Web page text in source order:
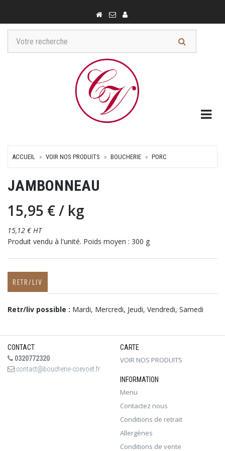
ACCUEIL VOIR NOS PRODUITS BOUCHERIE PORC
JAMBONNEAU
15,95 €/ kg
15,12 € HT
Produit vendu à l'unité. Poids moyen : 300 g
RETR/LIV
Retr/liv possible : Mardi, Mercredi, Jeudi, Vendredi, Samedi
CONTACT
0320772320
contact@boucherie-coevoet.fr
CARTE
VOIR NOS PRODUITS
INFORMATION
Menu
Contactez nous
Conditions de retrait
Allergènes
Conditions de vente